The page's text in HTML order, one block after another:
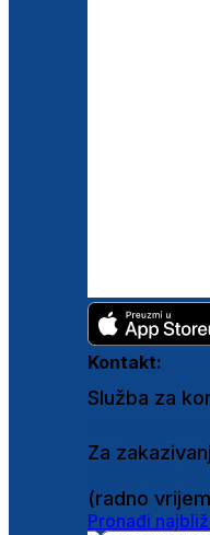
Kontakt:
Služba za
Za
(radno
Pronađi